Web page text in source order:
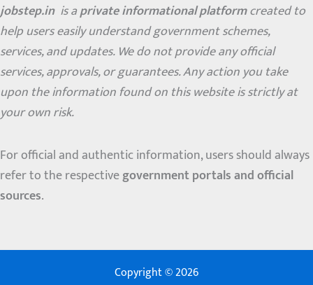
jobstep.in is aprivate informational platformcreated to
help users easily understand government schemes,
services, and updates. We do not provide any official
services, approvals, or guarantees. Any action you take
upon the information found on this website is strictly at
your own risk.
For official and authentic information, users should always
refer to the respectivegovernment portals and official
sources.
Copyright © 2026